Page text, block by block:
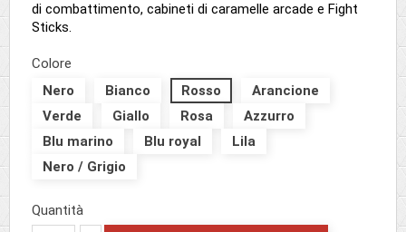
di combattimento, cabineti di caramelle arcade e Fight
Sticks.
Colore
Nero
Bianco Rosso
Arancione
Verde
Giallo Rosa
Azzurro
Blu marino
Blu royal
Lila
Nero / Grigio
Quantità